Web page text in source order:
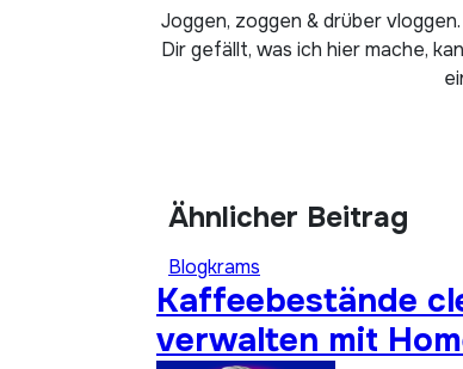
Joggen, zoggen & drüber
Dir gefällt, was ich hier mache,
Ähnlicher Beitrag
Blogkrams
Kaffeebestände
verwalten mit